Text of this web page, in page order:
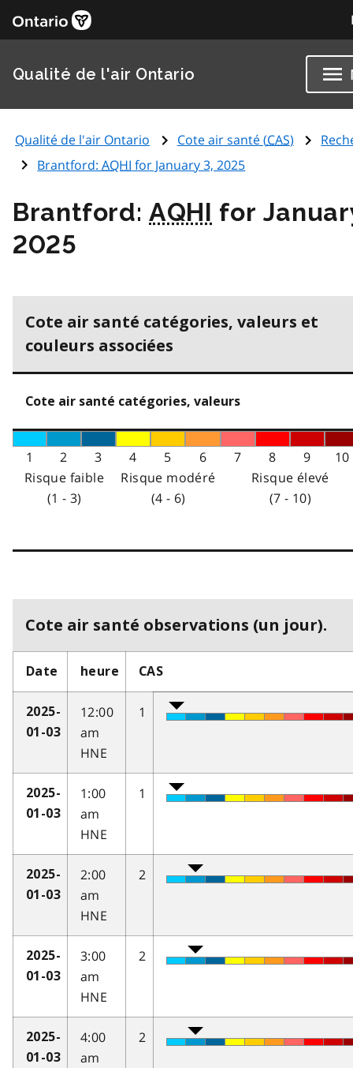
Qualité de l'air Ontario
Qualité de l'air Ontario Cote air santé (CAS)
Brantford:AQHI for January 3, 2025
Brantford:AQHI for
2025
Cote air santé catégories, valeurs et
couleurs associées
Cote air santé catégories, valeurs
1 2 3 4 5 6 7 8 9
10
Risque faible
(1 - 3)
Risque modéré
(4 - 6)
Risque élevé
(7 - 10)
Cote air santé observations (un jour).
Date heure CAS
2025-
01-03
12:00
am
HNE
1
2025-
01-03
1:00
am
HNE
1
2025-
01-03
2:00
am
HNE
2
2025-
01-03
3:00
am
HNE
2
2025-
01-03
4:00
am
2